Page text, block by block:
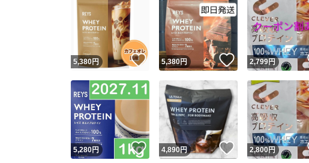
5,380円 いいね！
5,380円 いいね！
2,799円
5,280円 いいね！
4,890円 いいね！
2,800円